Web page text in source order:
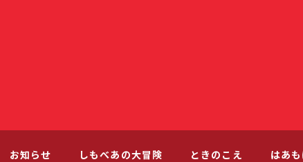
お知らせ しもべあの大冒険 ときのこえ はあ